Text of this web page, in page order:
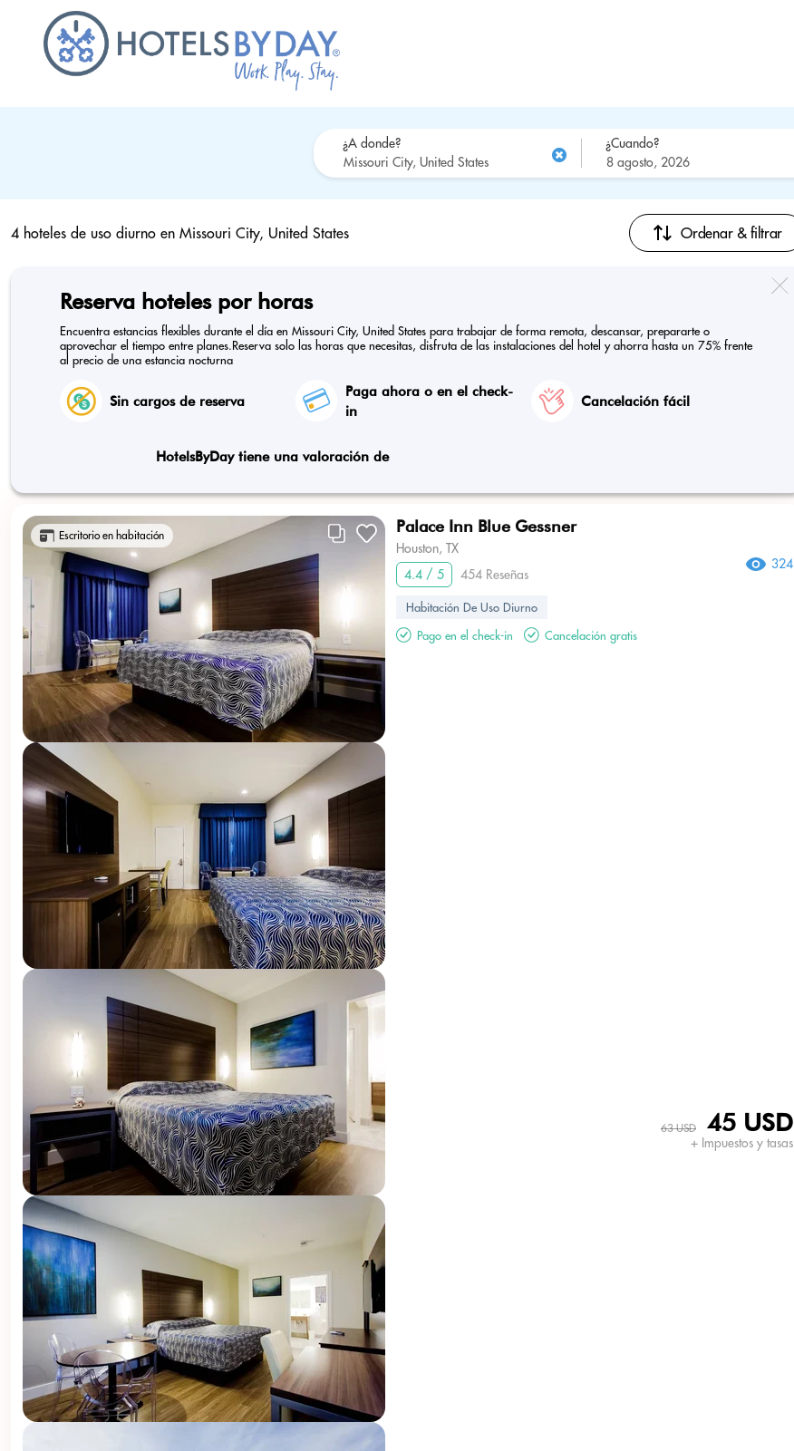
¿A donde? ¿Cuando?
4 hoteles de uso diurno en Missouri City, United States Ordenar & filtrar
Reserva hoteles por horas
Encuentra estancias flexibles durante el día en Missouri City, United States para trabajar de forma remota, descansar, prepararte o
aprovechar el tiempo entre planes.Reserva solo las horas que necesitas, disfruta de las instalaciones del hotel y ahorra hasta un 75% frente
al precio de una estancia nocturna
Sin cargos de reserva
Paga ahora o en el check-
in
Cancelación fácil
HotelsByDay tiene una valoración de
Escritorio en habitación Palace Inn Blue Gessner
Houston, TX
4.4 / 5
454 Reseñas
324
Habitación De Uso Diurno
Pago en el check-in
Cancelación gratis
63 USD 45 USD
+ Impuestos y tasas